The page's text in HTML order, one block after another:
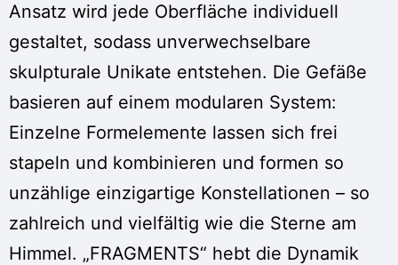
Ansatz wird jede Oberfläche individuell
gestaltet, sodass unverwechselbare
skulpturale Unikate entstehen. Die Gefäße
basieren auf einem modularen System:
Einzelne Formelemente lassen sich frei
stapeln und kombinieren und formen so
unzählige einzigartige Konstellationen – so
zahlreich und vielfältig wie die Sterne am
Himmel. „FRAGMENTS“ hebt die Dynamik